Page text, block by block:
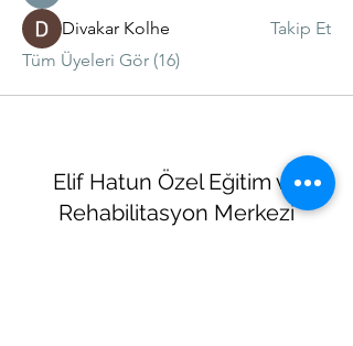
Divakar Kolhe
Takip Et
Tüm Üyeleri Gör (16)
Elif Hatun Özel Eğitim ve
Rehabilitasyon Merkezi